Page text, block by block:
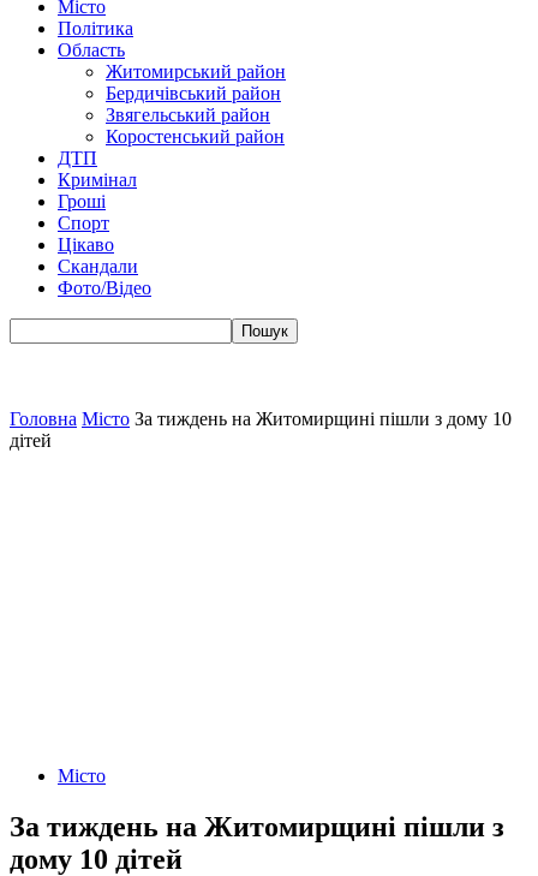
Місто
Політика
Область
Житомирський район
Бердичівський район
Звягельський район
Коростенський район
ДТП
Кримінал
Гроші
Спорт
Цікаво
Скандали
Фото/Відео
Головна Місто За тиждень на Житомирщині пішли з дому 10
дітей
Місто
За тиждень на Житомирщині пішли з
дому 10 дітей